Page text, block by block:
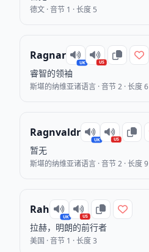
德文 · 音节 1 · 长度 5
Ragnar
UK US
睿智的领袖
斯堪的纳维亚诸语言 · 音节 2 · 长度 6
Ragnvaldr
UK US
暂无
斯堪的纳维亚诸语言 · 音节 2 · 长度 9
Rah
UK US
拉赫，明朗的前行者
美国 · 音节 1 · 长度 3